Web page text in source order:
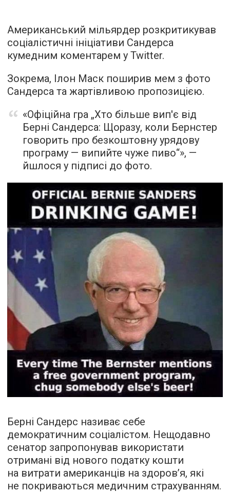
Американський мільярдер розкритикував
соціалістичні ініціативи Сандерса
кумедним коментарем у Twitter.
Зокрема, Ілон Маск поширив мем з фото
Сандерса та жартівливою пропозицією.
«Офіційна гра „Хто більше вип'є від
Берні Сандерса: Щоразу, коли Бернстер
говорить про безкоштовну урядову
програму — випийте чуже пиво“», —
йшлося у підписі до фото.
Берні Сандерс називає себе
демократичним соціалістом. Нещодавно
сенатор запропонував використати
отримані від нового податку кошти
на витрати американців на здоров’я, які
не покриваються медичним страхуванням.